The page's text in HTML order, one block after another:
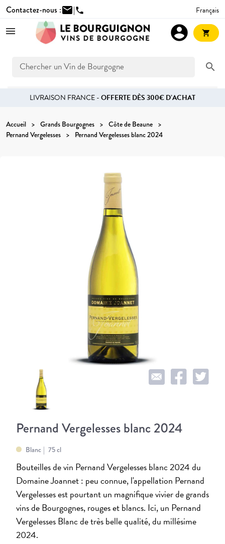
Contactez-nous :mail|phone Français
search
account_circle shopping_cart
LIVRAISON FRANCE -OFFERTE DÈS 300€ D’ACHAT
Accueil Grands Bourgognes
Côte de Beaune
Pernand Vergelesses
Pernand Vergelesses blanc 2024
Pernand Vergelesses blanc 2024
Blanc 75 cl
Bouteilles de vin Pernand Vergelesses blanc 2024 du
Domaine Joannet : peu connue, l'appellation Pernand
Vergelesses est pourtant un magnifique vivier de grands
vins de Bourgognes, rouges et blancs. Ici, un Pernand
Vergelesses Blanc de très belle qualité, du millésime
2024.